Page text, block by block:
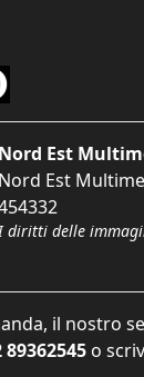
Nord Est
Nord Est
diritti delle
il nostro
89362545 o